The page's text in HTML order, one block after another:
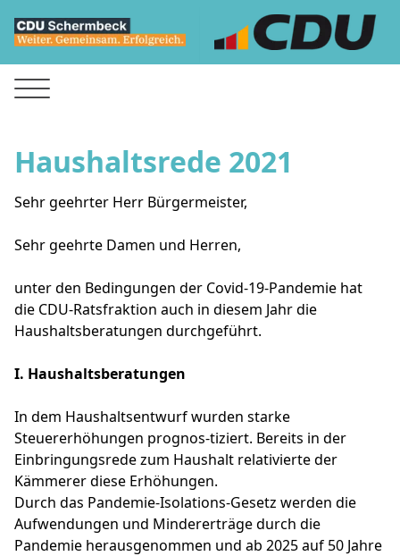
Haushaltsrede 2021
Sehr geehrter Herr Bürgermeister,
Sehr geehrte Damen und Herren,
unter den Bedingungen der Covid-19-Pandemie hat
die CDU-Ratsfraktion auch in diesem Jahr die
Haushaltsberatungen durchgeführt.
I. Haushaltsberatungen
In dem Haushaltsentwurf wurden starke
Steuererhöhungen prognos-tiziert. Bereits in der
Einbringungsrede zum Haushalt relativierte der
Kämmerer diese Erhöhungen.
Durch das Pandemie-Isolations-Gesetz werden die
Aufwendungen und Mindererträge durch die
Pandemie herausgenommen und ab 2025 auf 50 Jahre